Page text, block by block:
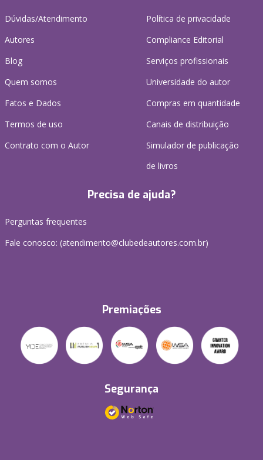
Dúvidas/Atendimento
Autores
Blog
Quem somos
Fatos e Dados
Termos de uso
Contrato com o Autor
Política de privacidade
Compliance Editorial
Serviços profissionais
Universidade do autor
Compras em quantidade
Canais de distribuição
Simulador de publicação
de livros
Precisa de ajuda?
Perguntas frequentes
Fale conosco: (atendimento@clubedeautores.com.br)
Premiações
Segurança